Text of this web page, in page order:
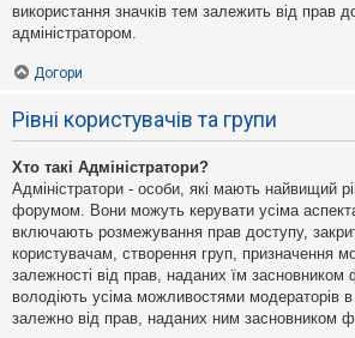
використання значків тем залежить від прав
адміністратором.
Догори
Рівні користувачів та групи
Хто такі Адміністратори?
Адміністратори - особи, які мають найвищий
форумом. Вони можуть керувати усіма
включають розмежування прав доступу,
користувачам, створення груп, призначення
залежності від прав, наданих їм
володіють усіма можливостями модераторів
залежно від прав, наданих ним засновником